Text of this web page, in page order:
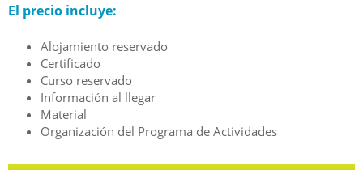
El precio incluye:
Alojamiento reservado
Certificado
Curso reservado
Información al llegar
Material
Organización del Programa de Actividades